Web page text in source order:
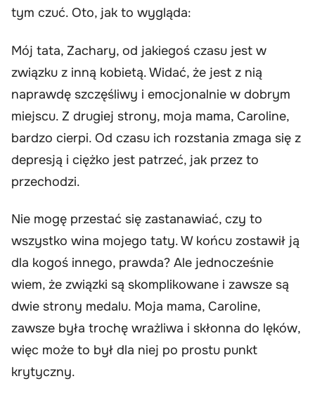
tym czuć. Oto, jak to wygląda:
Mój tata, Zachary, od jakiegoś czasu jest w
związku z inną kobietą. Widać, że jest z nią
naprawdę szczęśliwy i emocjonalnie w dobrym
miejscu. Z drugiej strony, moja mama, Caroline,
bardzo cierpi. Od czasu ich rozstania zmaga się z
depresją i ciężko jest patrzeć, jak przez to
przechodzi.
Nie mogę przestać się zastanawiać, czy to
wszystko wina mojego taty. W końcu zostawił ją
dla kogoś innego, prawda? Ale jednocześnie
wiem, że związki są skomplikowane i zawsze są
dwie strony medalu. Moja mama, Caroline,
zawsze była trochę wrażliwa i skłonna do lęków,
więc może to był dla niej po prostu punkt
krytyczny.